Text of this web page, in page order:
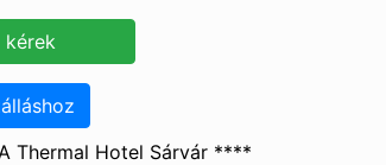
Thermal Hotel Sárvár ****